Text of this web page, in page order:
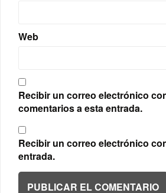
Web
Recibir un correo electrónico
comentarios a esta entrada.
Recibir un correo electrónico
entrada.